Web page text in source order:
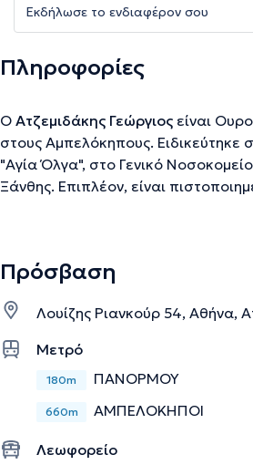
Εκδήλωσε το ενδιαφέρον σου
Πληροφορίες
Ο Ατζεμιδάκης Γεώργιος είναι
στους Αμπελόκηπους. Ειδικεύτηκε
"Αγία Όλγα", στο Γενικό
Ξάνθης. Επιπλέον, είναι
και τη λιθίαση ουροποιητικού.
προστάτη. Τέλος, αποτελεί μέλος
Εταιρείας.
Πρόσβαση
Λουίζης Ριανκούρ 54, Αθήνα,
Μετρό
180m ΠΑΝΟΡΜΟΥ
660m ΑΜΠΕΛΟΚΗΠΟΙ
Λεωφορείο